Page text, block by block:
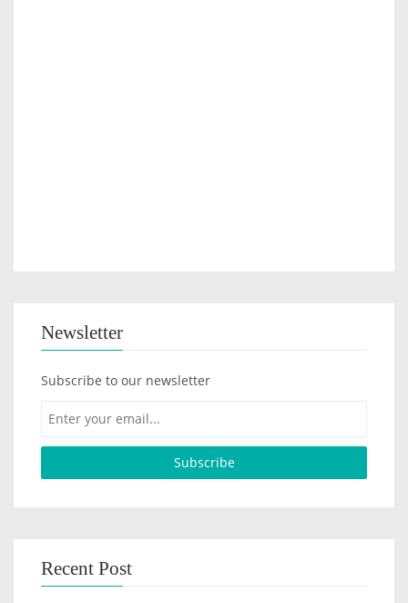
Newsletter
Subscribe to our newsletter
Recent Post